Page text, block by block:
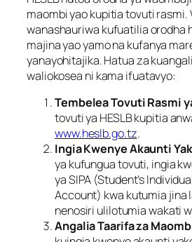
maombi yao kupitia tovuti rasmi.
wanashauriwa kufuatilia orodha
majina yao yamo na kufanya
yanayohitajika. Hatua za
waliokosea ni kama ifuatavyo:
Tembelea Tovuti Rasmi
tovuti ya HESLB kupitia
www.heslb.go.tz.
Ingia Kwenye Akaunti
ya kufungua tovuti, ingia
ya SIPA (Student’s
Account) kwa kutumia jina
nenosiri ulilotumia wakati
Angalia Taarifa za